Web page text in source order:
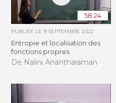
58:24
PUBLIÉE LE9 SEPTEMBRE 2022
Entropie et localisation des
fonctions propres
De Nalini Anantharaman